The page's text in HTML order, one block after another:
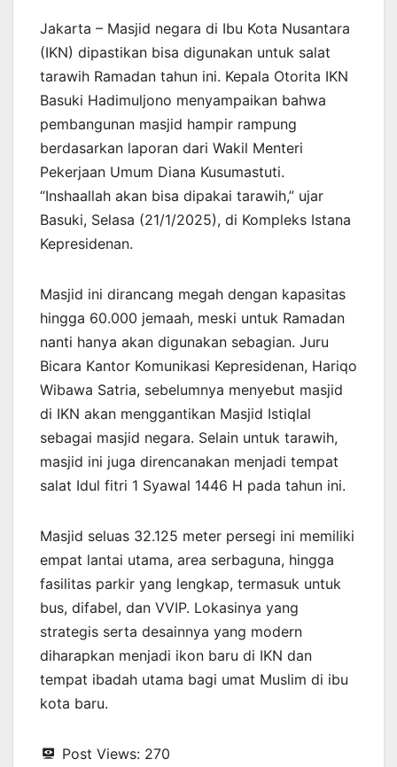
Jakarta – Masjid negara di Ibu Kota Nusantara
(IKN) dipastikan bisa digunakan untuk salat
tarawih Ramadan tahun ini. Kepala Otorita IKN
Basuki Hadimuljono menyampaikan bahwa
pembangunan masjid hampir rampung
berdasarkan laporan dari Wakil Menteri
Pekerjaan Umum Diana Kusumastuti.
“Inshaallah akan bisa dipakai tarawih,” ujar
Basuki, Selasa (21/1/2025), di Kompleks Istana
Kepresidenan.
Masjid ini dirancang megah dengan kapasitas
hingga 60.000 jemaah, meski untuk Ramadan
nanti hanya akan digunakan sebagian. Juru
Bicara Kantor Komunikasi Kepresidenan, Hariqo
Wibawa Satria, sebelumnya menyebut masjid
di IKN akan menggantikan Masjid Istiqlal
sebagai masjid negara. Selain untuk tarawih,
masjid ini juga direncanakan menjadi tempat
salat Idul fitri 1 Syawal 1446 H pada tahun ini.
Masjid seluas 32.125 meter persegi ini memiliki
empat lantai utama, area serbaguna, hingga
fasilitas parkir yang lengkap, termasuk untuk
bus, difabel, dan VVIP. Lokasinya yang
strategis serta desainnya yang modern
diharapkan menjadi ikon baru di IKN dan
tempat ibadah utama bagi umat Muslim di ibu
kota baru.
Post Views: 270